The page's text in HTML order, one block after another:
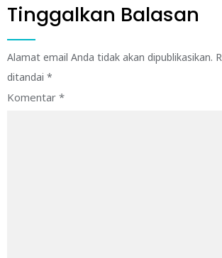
Tinggalkan Balasan
Alamat email Anda tidak akan dipublikasikan.
ditandai *
Komentar *